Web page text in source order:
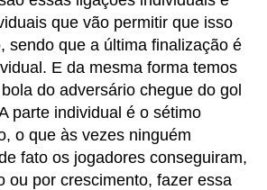
que vão permitir que isso
sendo que a última finalização é
E da mesma forma temos
do adversário chegue do gol
parte individual é o sétimo
o que às vezes ninguém
fato os jogadores conseguiram,
ou por crescimento, fazer essa